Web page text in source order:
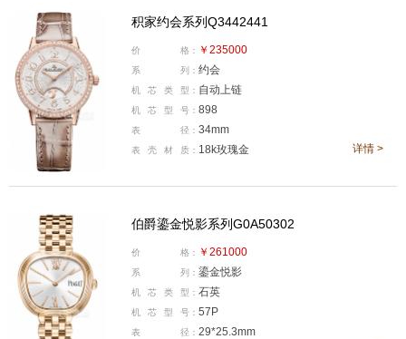
产品型号:G0A50302
国内公价:￥261000
腕表直径:29*25.3毫米
表壳厚度:6.5毫米
机芯类型:石英
机芯型号:57P
表壳材质:18k玫瑰金
防水深度:50米
表款详情：
腕表点评：
伯爵SIXTIE鎏金悦影系列腕表是今天唯一一款
石英机芯腕表。将梯形、方形、圆形、枕形融合到一起，
29毫米的表径，6.5毫米的厚度，纤薄精巧，直观来看整
个盘面没有过多的装饰，简单但又处处高级。表圈使用与
积家约会系列Q3442441
价 格： ￥235000
系 列： 约会
机 芯 类 型： 自动上链
机 芯 型 号： 898
表 径： 34mm
表 壳 材 质： 18k玫瑰金 详情 >
伯爵鎏金悦影系列G0A50302
价 格： ￥261000
系 列： 鎏金悦影
机 芯 类 型： 石英
机 芯 型 号： 57P
表 径： 29*25.3mm